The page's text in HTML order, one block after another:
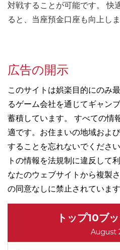
対戦することが可能です。 快
ると、当座預金口座も向上しま
広告の開示
このサイトは娯楽目的にのみ
るゲーム会社を通じてギャン
蓄積しています。 すべての情
適です。お住まいの地域およ
することを忘れないでくださ
トの情報を法規制に違反して
なたのウェブサイトから複製
の同意なしに禁止されています
トップ10ブ
August